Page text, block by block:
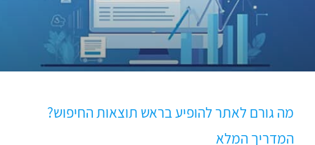
מה גורם לאתר להופיע בראש תוצאות החיפוש?
המדריך המלא